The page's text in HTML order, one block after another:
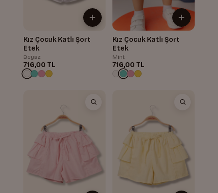
Kız Çocuk Katlı Şort
Etek
Beyaz
716,00 TL
Kız Çocuk Katlı Şort
Etek
Mint
716,00 TL